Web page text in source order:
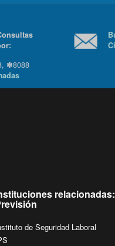
Consultas
por:
✽8088
relacionadas:
de Seguridad Laboral